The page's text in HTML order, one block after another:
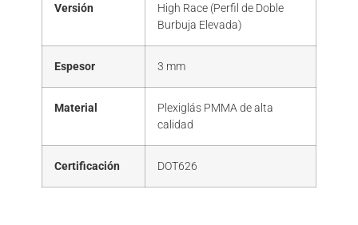
Versión
High Race (Perfil de Doble
Burbuja Elevada)
Espesor 3 mm
Material
Plexiglás PMMA de alta
calidad
Certificación DOT626